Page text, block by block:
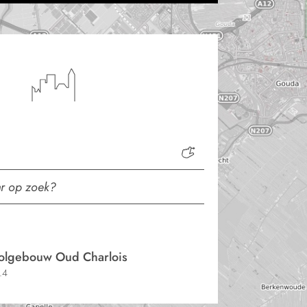
Oud Charlois